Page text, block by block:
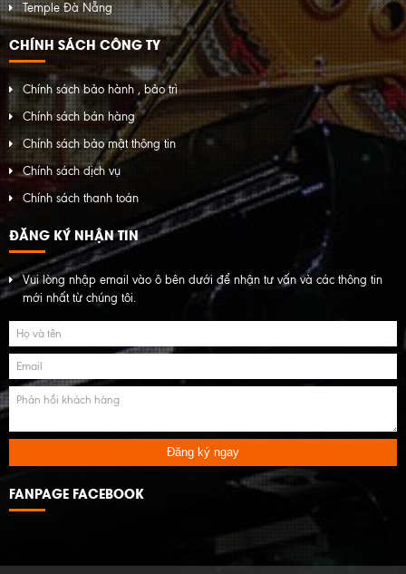
Temple Đà Nẵng
CHÍNH SÁCH CÔNG TY
Chính sách bảo hành , bảo trì
Chính sách bán hàng
Chính sách bảo mật thông tin
Chính sách dịch vụ
Chính sách thanh toán
ĐĂNG KÝ NHẬN TIN
Vui lòng nhập email vào ô bên dưới để nhận tư vấn và các thông tin
mới nhất từ chúng tôi.
Đăng ký ngay
FANPAGE FACEBOOK